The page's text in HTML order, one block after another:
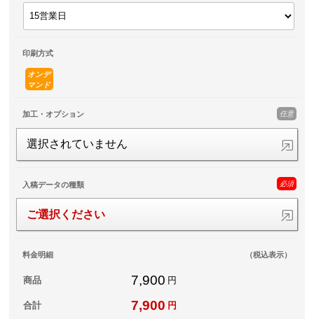
印刷方式
オンデ
マンド
加工・オプション 任意
選択されていません
入稿データの種類 必須
ご選択ください
料金明細 （税込表示）
商品 7,900 円
合計 7,900 円